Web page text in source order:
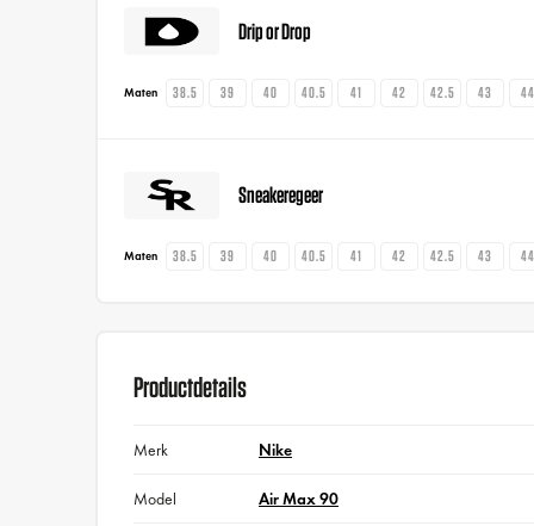
Drip or Drop
Maten 38.5 39 40 40.5 41 42 42.5 43 44
Sneakeregeer
Maten 38.5 39 40 40.5 41 42 42.5 43 44
Productdetails
Merk Nike
Model Air Max 90